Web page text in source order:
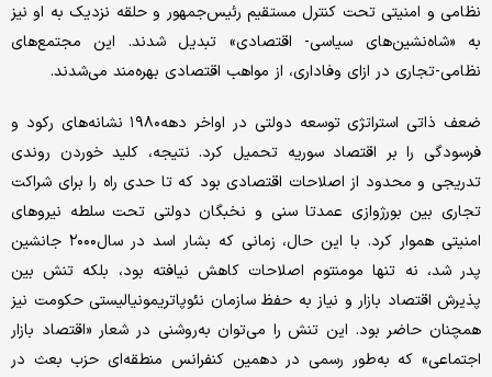
نظامی و امنیتی تحت کنترل مستقیم رئیس‌جمهور و حلقه نزدیک به او نیز
به «شاه‌نشین‌های سیاسی- اقتصادی» تبدیل شدند. این مجتمع‌های
نظامی-تجاری در ازای وفاداری، از مواهب اقتصادی بهره‌مند می‌شدند.
ضعف ذاتی استراتژی توسعه دولتی در اواخر دهه۱۹۸۰ نشانه‌های رکود و
فرسودگی را بر اقتصاد سوریه تحمیل کرد. نتیجه، کلید خوردن روندی
تدریجی و محدود از اصلاحات اقتصادی بود که تا حدی راه را برای شراکت
تجاری بین بورژوازی عمدتا سنی و نخبگان دولتی تحت سلطه نیروهای
امنیتی هموار کرد. با این حال، زمانی که بشار اسد در سال۲۰۰۰ جانشین
پدر شد، نه تنها مومنتوم اصلاحات کاهش نیافته بود، بلکه تنش بین
پذیرش اقتصاد بازار و نیاز به حفظ سازمان نئوپاتریمونیالیستی حکومت نیز
همچنان حاضر بود. این تنش را می‌توان به‌روشنی در شعار «اقتصاد بازار
اجتماعی» که به‌طور رسمی در دهمین کنفرانس منطقه‌ای حزب بعث در